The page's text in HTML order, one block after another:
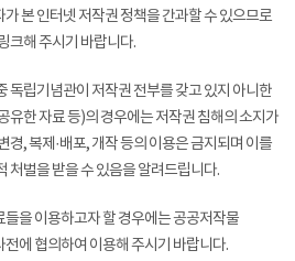
본 인터넷 저작권 정책을 간과할 수 있으므로
크해 주시기 바랍니다.
독립기념관이 저작권 전부를 갖고 있지 아니한
유한 자료 등)의 경우에는 저작권 침해의 소지가
경, 복제·배포, 개작 등의 이용은 금지되며 이를
처벌을 받을 수 있음을 알려드립니다.
을 이용하고자 할 경우에는 공공저작물
에 협의하여 이용해 주시기 바랍니다.